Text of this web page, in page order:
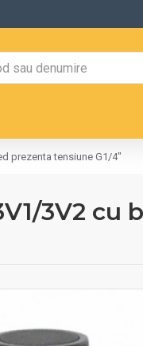
prezenta tensiune G1/4"
3V2